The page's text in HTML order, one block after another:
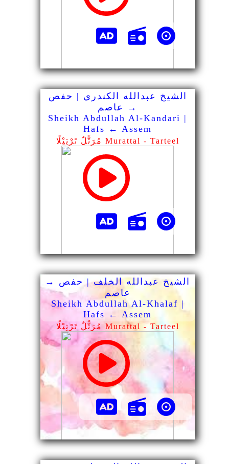
الشيخ عبدالله الكندري | حفص
→ عاصم
Sheikh Abdullah Al-Kandari |
Hafs ← Assem
مُرَتًّلٌ تَرْتِيْلًا Murattal - Tarteel
الشيخ عبدالله الخلف | حفص →
عاصم
Sheikh Abdullah Al-Khalaf |
Hafs ← Assem
مُرَتًّلٌ تَرْتِيْلًا Murattal - Tarteel